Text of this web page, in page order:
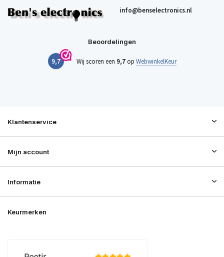
info@benselectronics.nl
Beoordelingen
9,7 Wij scoren een 9,7op WebwinkelKeur
Klantenservice
Mijn account
Informatie
Keurmerken